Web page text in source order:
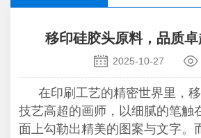
移印硅胶头原料，品质
2025-10-27
在印刷工艺的精密世界里，
技艺高超的画师，以细腻的笔触
面上勾勒出精美的图案与文字。